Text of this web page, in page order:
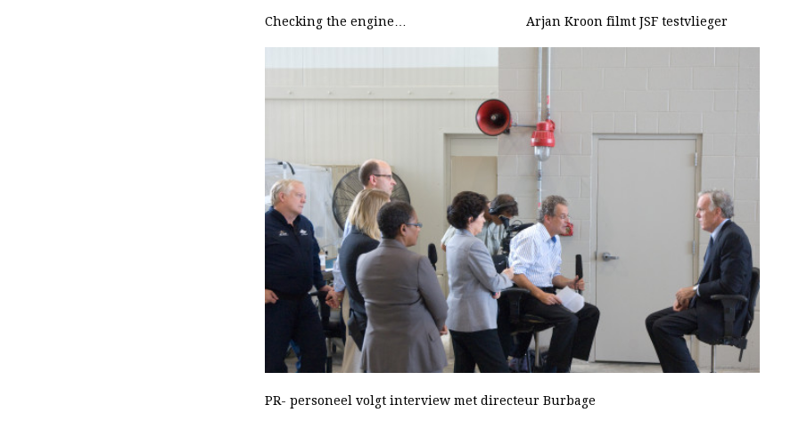
Checking the engine… Arjan Kroon filmt JSF testvlieger
PR- personeel volgt interview met directeur Burbage